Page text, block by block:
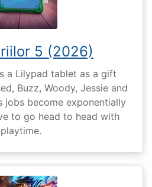
5 (2026)
a Lilypad tablet as a gift
Buzz, Woody, Jessie and
jobs become exponentially
to go head to head with